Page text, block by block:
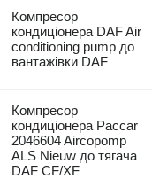
Компресор
кондиціонера DAF Air
conditioning pump до
вантажівки DAF
Компресор
кондиціонера Paccar
2046604 Aircopomp
ALS Nieuw до тягача
DAF CF/XF